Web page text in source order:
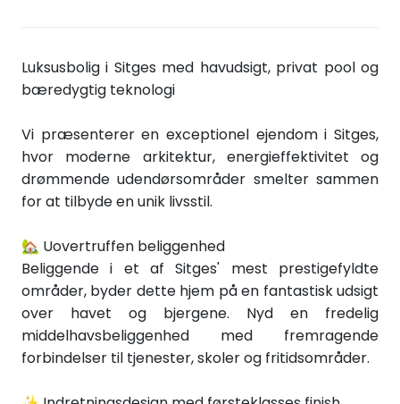
Luksusbolig i Sitges med havudsigt, privat pool og
bæredygtig teknologi
Vi præsenterer en exceptionel ejendom i Sitges,
hvor moderne arkitektur, energieffektivitet og
drømmende udendørsområder smelter sammen
for at tilbyde en unik livsstil.
🏡 Uovertruffen beliggenhed
Beliggende i et af Sitges' mest prestigefyldte
områder, byder dette hjem på en fantastisk udsigt
over havet og bjergene. Nyd en fredelig
middelhavsbeliggenhed med fremragende
forbindelser til tjenester, skoler og fritidsområder.